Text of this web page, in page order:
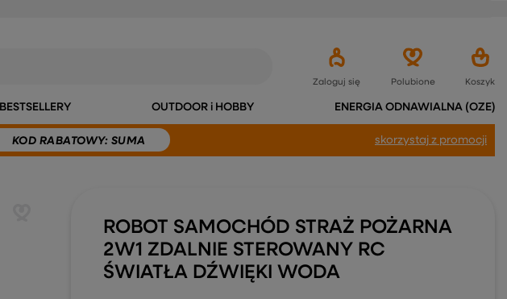
Zaloguj się Polubione Koszyk
BESTSELLERY OUTDOOR i HOBBY ENERGIA ODNAWIALNA (OZE)
KOD RABATOWY: SUMA skorzystaj z promocji
ROBOT SAMOCHÓD STRAŻ POŻARNA
2W1 ZDALNIE STEROWANY RC
ŚWIATŁA DŹWIĘKI WODA